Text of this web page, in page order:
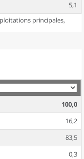
5,1
principales,
100,0
16,2
83,5
0,3